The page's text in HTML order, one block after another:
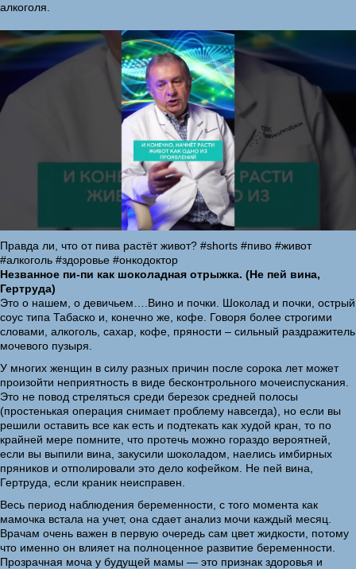
алкоголя.
Правда ли, что от пива растёт живот? #shorts #пиво #живот
#алкоголь #здоровье #онкодоктор
Незванное пи-пи как шоколадная отрыжка. (Не пей вина,
Гертруда)
Это о нашем, о девичьем….Вино и почки. Шоколад и почки, острый
соус типа Табаско и, конечно же, кофе. Говоря более строгими
словами, алкоголь, сахар, кофе, пряности – сильный раздражитель
мочевого пузыря.
У многих женщин в силу разных причин после сорока лет может
произойти неприятность в виде бесконтрольного мочеиспускания.
Это не повод стреляться среди березок средней полосы
(простенькая операция снимает проблему навсегда), но если вы
решили оставить все как есть и подтекать как худой кран, то по
крайней мере помните, что протечь можно гораздо вероятней,
если вы выпили вина, закусили шоколадом, наелись имбирных
пряников и отполировали это дело кофейком. Не пей вина,
Гертруда, если краник неисправен.
Весь период наблюдения беременности, с того момента как
мамочка встала на учет, она сдает анализ мочи каждый месяц.
Врачам очень важен в первую очередь сам цвет жидкости, потому
что именно он влияет на полноценное развитие беременности.
Прозрачная моча у будущей мамы — это признак здоровья и